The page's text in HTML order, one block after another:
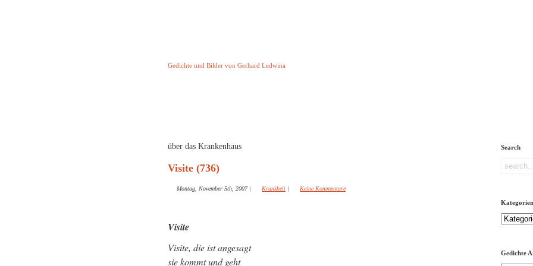
Gedichte und Bilder von Gerhard Ledwina
über das Krankenhaus
Visite (736)
Montag, November 5th, 2007| Krankheit | Keine Kommentare
Visite
Visite, die ist angesagt
sie kommt und geht
Search
Kategorien
Kategorien
Gedichte